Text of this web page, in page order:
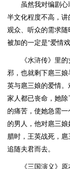
虽然我对编剧
半文化程度不高，讲
观众、听众的需求随
被加的一定是“爱情戏
《水浒传》里
邪，也就剩下扈三
英与扈三娘的爱情
家人都已丧命，她
的痛苦，使她急需
的男人，他对扈三
腊时，王英战死，
追随夫君而去。
《三国演义》